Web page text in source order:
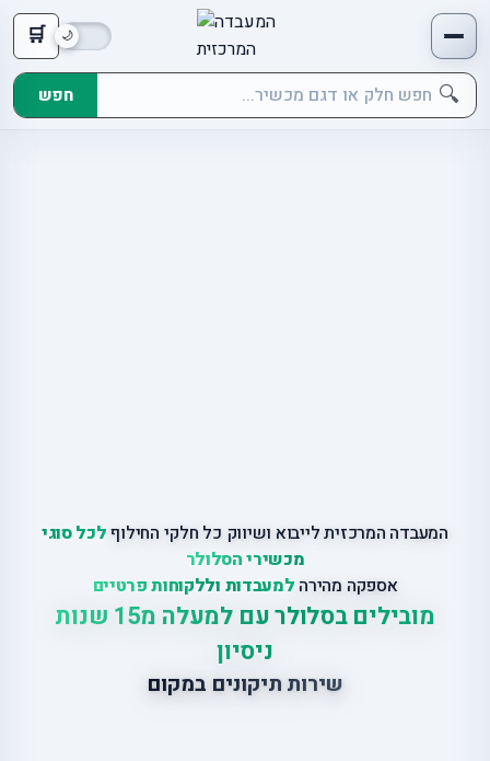
🛒
🔍 חפש
המעבדה המרכזית לייבוא ושיווק כל חלקי החילוףלכל סוגי
מכשירי הסלולר
אספקה מהירה למעבדות וללקוחות פרטיים
מובילים בסלולר עם למעלה מ15 שנות
ניסיון
שירות תיקונים במקום